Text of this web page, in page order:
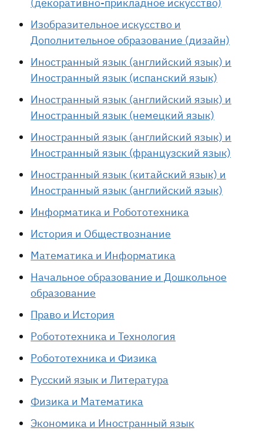
(декоративно-прикладное искусство)
Изобразительное искусство и
Дополнительное образование (дизайн)
Иностранный язык (английский язык) и
Иностранный язык (испанский язык)
Иностранный язык (английский язык) и
Иностранный язык (немецкий язык)
Иностранный язык (английский язык) и
Иностранный язык (французский язык)
Иностранный язык (китайский язык) и
Иностранный язык (английский язык)
Информатика и Робототехника
История и Обществознание
Математика и Информатика
Начальное образование и Дошкольное
образование
Право и История
Робототехника и Технология
Робототехника и Физика
Русский язык и Литература
Физика и Математика
Экономика и Иностранный язык